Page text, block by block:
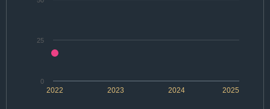
2022 2024
2023 2025
0
25